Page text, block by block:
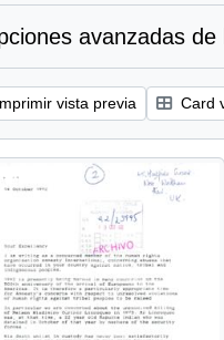
avanzadas de
vista previa Card